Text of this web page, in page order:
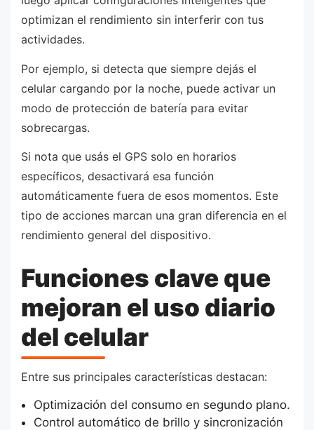
optimizan el rendimiento sin interferir con tus
actividades.
Por ejemplo, si detecta que siempre dejás el
celular cargando por la noche, puede activar un
modo de protección de batería para evitar
sobrecargas.
Si nota que usás el GPS solo en horarios
específicos, desactivará esa función
automáticamente fuera de esos momentos. Este
tipo de acciones marcan una gran diferencia en el
rendimiento general del dispositivo.
Funciones clave que
mejoran el uso diario
del celular
Entre sus principales características destacan:
Optimización del consumo en segundo plano.
Control automático de brillo y sincronización